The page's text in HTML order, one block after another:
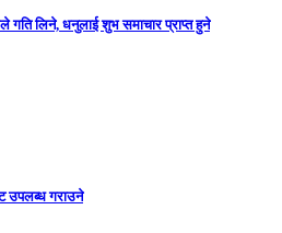
लिने, धनुलाई शुभ समाचार प्राप्त हुने
उपलब्ध गराउने